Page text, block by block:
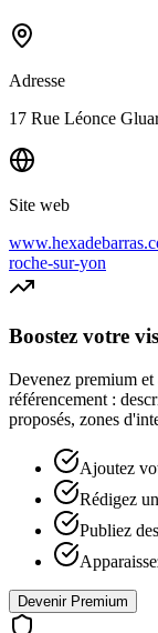
Adresse
17 Rue Léonce
Site web
roche-sur-yon
Boostez votre
Devenez premium
référencement :
proposés, zones
Ajoutez
Rédigez
Publiez
Devenir Premium